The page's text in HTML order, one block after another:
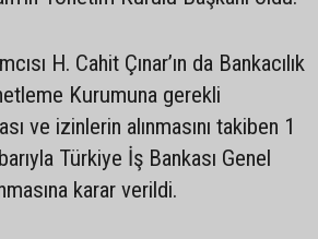
H. Cahit Çınar’ın da Bankacılık
Kurumuna gerekli
ve izinlerin alınmasını takiben 1
Türkiye İş Bankası Genel
karar verildi.